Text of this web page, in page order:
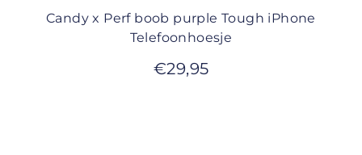
Candy x Perf boob purple Tough iPhone
Telefoonhoesje
€29,95